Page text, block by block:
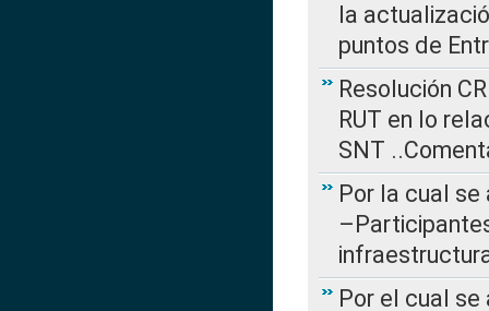
la
puntos de
Resolución
RUT en lo
SNT
Por la cual se
Por el cual